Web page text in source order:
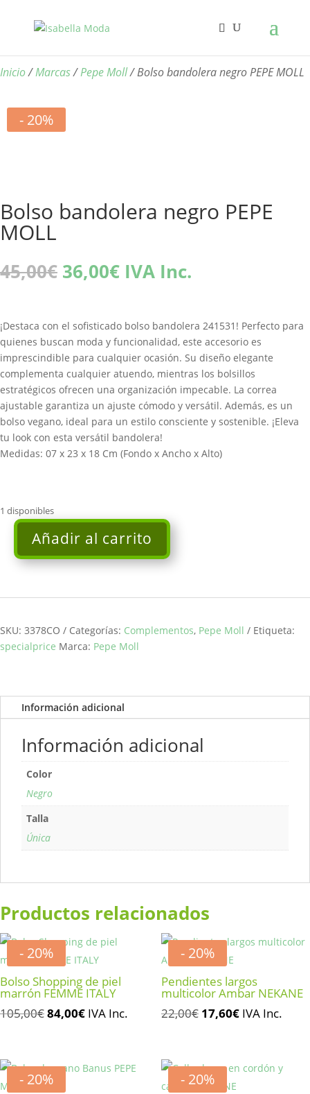
Inicio/Marcas/Pepe Moll/ Bolso bandolera negro PEPE MOLL
- 20%
Bolso bandolera negro PEPE
MOLL
45,00€ El
precio
era:
45,00€.
36,00€El
precio
es:
36,00€.
IVA Inc.
¡Destaca con el sofisticado bolso bandolera 241531! Perfecto para
quienes buscan moda y funcionalidad, este accesorio es
imprescindible para cualquier ocasión. Su diseño elegante
complementa cualquier atuendo, mientras los bolsillos
estratégicos ofrecen una organización impecable. La correa
ajustable garantiza un ajuste cómodo y versátil. Además, es un
bolso vegano, ideal para un estilo consciente y sostenible. ¡Eleva
tu look con esta versátil bandolera!
Medidas: 07 x 23 x 18 Cm (Fondo x Ancho x Alto)
1 disponibles
bandolera
cantidad
Añadir al carrito
SKU: 3378CO Categorías: Complementos, Pepe Moll
Etiqueta:
specialprice Marca: Pepe Moll
Información adicional
Información adicional
Color
Negro
Talla
Única
Productos relacionados
- 20%
Bolso Shopping de piel
marrón FEMME ITALY
105,00€El
era:
105,00€.
84,00€El
es:
IVA Inc.
- 20%
Pendientes largos
multicolor Ambar NEKANE
22,00€ El
era:
22,00€.
17,60€El
es:
IVA Inc.
- 20% - 20%